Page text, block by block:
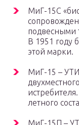
МиГ-15С
подвесными
В 1951 году
этой марки.
МиГ-15 –
летного
МиГ-15П –